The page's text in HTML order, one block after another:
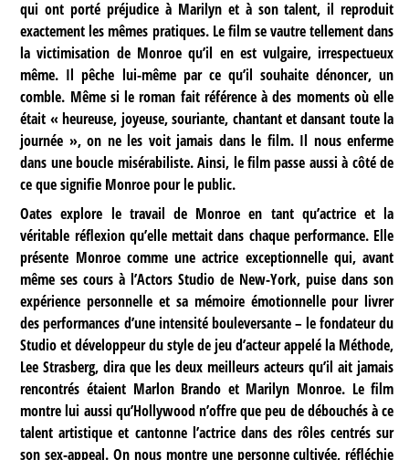
qui ont porté préjudice à Marilyn et à son talent, il reproduit
exactement les mêmes pratiques. Le film se vautre tellement dans
la victimisation de Monroe qu’il en est vulgaire, irrespectueux
même. Il pêche lui-même par ce qu’il souhaite dénoncer, un
comble. Même si le roman fait référence à des moments où elle
était « heureuse, joyeuse, souriante, chantant et dansant toute la
journée », on ne les voit jamais dans le film. Il nous enferme
dans une boucle misérabiliste. Ainsi, le film passe aussi à côté de
ce que signifie Monroe pour le public.
Oates explore le travail de Monroe en tant qu’actrice et la
véritable réflexion qu’elle mettait dans chaque performance. Elle
présente Monroe comme une actrice exceptionnelle qui, avant
même ses cours à l’Actors Studio de New-York, puise dans son
expérience personnelle et sa mémoire émotionnelle pour livrer
des performances d’une intensité bouleversante – le fondateur du
Studio et développeur du style de jeu d’acteur appelé la Méthode,
Lee Strasberg, dira que les deux meilleurs acteurs qu’il ait jamais
rencontrés étaient Marlon Brando et Marilyn Monroe. Le film
montre lui aussi qu’Hollywood n’offre que peu de débouchés à ce
talent artistique et cantonne l’actrice dans des rôles centrés sur
son sex-appeal. On nous montre une personne cultivée, réfléchie